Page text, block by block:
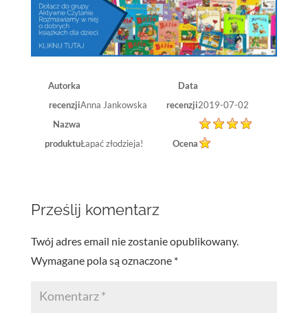
Autorka
recenzjiAnna Jankowska
Data
recenzji2019-07-02
Nazwa
produktuŁapać złodzieja! Ocena
Prześlij komentarz
Twój adres email nie zostanie opublikowany.
Wymagane pola są oznaczone *